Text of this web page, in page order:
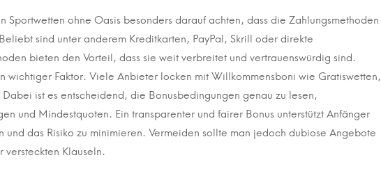
Sportwetten ohne Oasis besonders darauf achten, dass die Zahlungsmethoden
sind unter anderem Kreditkarten, PayPal, Skrill oder direkte
bieten den Vorteil, dass sie weit verbreitet und vertrauenswürdig sind.
wichtiger Faktor. Viele Anbieter locken mit Willkommensboni wie Gratiswetten,
ist es entscheidend, die Bonusbedingungen genau zu lesen,
und Mindestquoten. Ein transparenter und fairer Bonus unterstützt Anfänger
das Risiko zu minimieren. Vermeiden sollte man jedoch dubiose Angebote
versteckten Klauseln.